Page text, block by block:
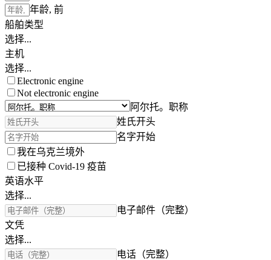
年龄, 前
船舶类型
选择...
主机
选择...
Electronic engine
Not electronic engine
阿尔托。职称
姓氏开头
名字开始
我在乌克兰境外
已接种 Covid-19 疫苗
英语水平
选择...
电子邮件（完整）
文凭
选择...
电话（完整）